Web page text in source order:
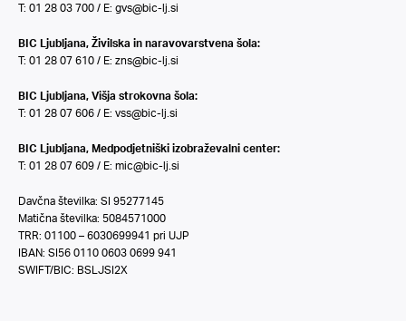
T: 01 28 03 700 / E: gvs@bic-lj.si
BIC Ljubljana, Živilska in naravovarstvena šola:
T: 01 28 07 610 / E: zns@bic-lj.si
BIC Ljubljana, Višja strokovna šola:
T: 01 28 07 606 / E: vss@bic-lj.si
BIC Ljubljana, Medpodjetniški izobraževalni center:
T: 01 28 07 609 / E: mic@bic-lj.si
Davčna številka: SI 95277145
Matična številka: 5084571000
TRR: 01100 – 6030699941 pri UJP
IBAN: SI56 0110 0603 0699 941
SWIFT/BIC: BSLJSI2X